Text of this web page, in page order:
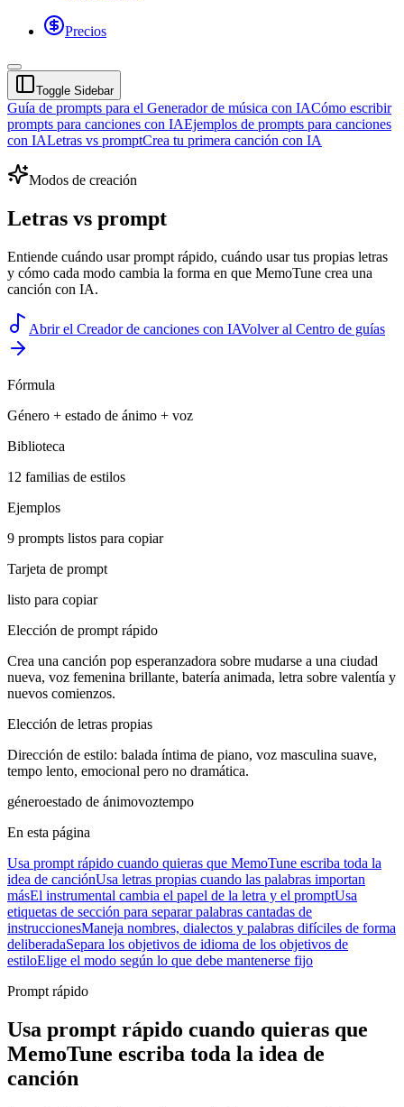
Precios
Toggle Sidebar
Guía de prompts para el Generador de música con IACómo escribir
prompts para canciones con IAEjemplos de prompts para canciones
con IALetras vs promptCrea tu primera canción con IA
Modos de creación
Letras vs prompt
Entiende cuándo usar prompt rápido, cuándo usar tus propias letras
y cómo cada modo cambia la forma en que MemoTune crea una
canción con IA.
Abrir el Creador de canciones con IAVolver al Centro de guías
Fórmula
Género + estado de ánimo + voz
Biblioteca
12 familias de estilos
Ejemplos
9 prompts listos para copiar
Tarjeta de prompt
listo para copiar
Elección de prompt rápido
Crea una canción pop esperanzadora sobre mudarse a una ciudad
nueva, voz femenina brillante, batería animada, letra sobre valentía y
nuevos comienzos.
Elección de letras propias
Dirección de estilo: balada íntima de piano, voz masculina suave,
tempo lento, emocional pero no dramática.
géneroestado de ánimovoztempo
En esta página
Usa prompt rápido cuando quieras que MemoTune escriba toda la
idea de canciónUsa letras propias cuando las palabras importan
másEl instrumental cambia el papel de la letra y el promptUsa
etiquetas de sección para separar palabras cantadas de
instruccionesManeja nombres, dialectos y palabras difíciles de forma
deliberadaSepara los objetivos de idioma de los objetivos de
estiloElige el modo según lo que debe mantenerse fijo
Prompt rápido
Usa prompt rápido cuando quieras que
MemoTune escriba toda la idea de
canción